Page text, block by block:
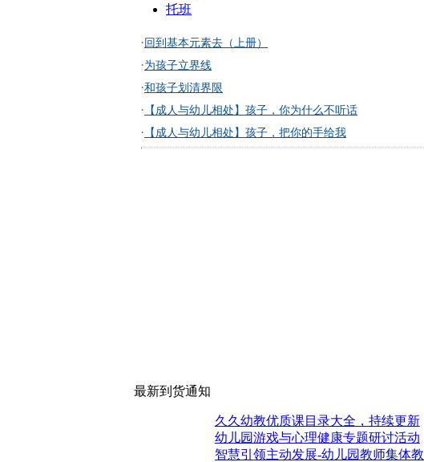
托班
· 回到基本元素去（上册）
·为孩子立界线
·和孩子划清界限
· 【成人与幼儿相处】孩子，你为什么不听话
· 【成人与幼儿相处】孩子，把你的手给我
最新到货通知
久久幼教优质课目录大全，持续更新
幼儿园游戏与心理健康专题研讨活动
智慧引领主动发展-幼儿园教师集体教